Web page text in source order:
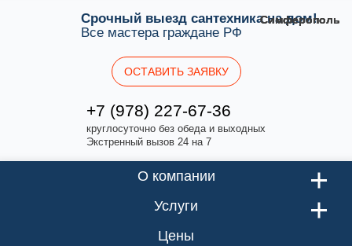
Срочный выезд сантехника на дом!
Все мастера граждане РФ
ОСТАВИТЬ ЗАЯВКУ
+7 (978) 227-67-36
круглосуточно без обеда и выходных
Экстренный вызов 24 на 7
О компании
Услуги
Цены
Симферополь
Симферополь
Симферополь
Симферополь
Симферополь
Симферополь